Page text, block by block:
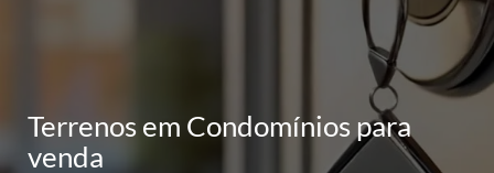
Terrenos em Condomínios para
venda